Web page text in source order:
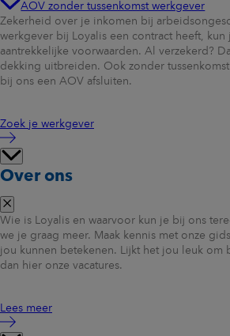
AOV zonder tussenkomst werkgever
Zekerheid over je inkomen bij
werkgever bij Loyalis een contract heeft, kun
aantrekkelijke voorwaarden. Al verzekerd?
dekking uitbreiden. Ook zonder
bij ons een AOV afsluiten.
Zoek je werkgever
Over ons
Wie is Loyalis en waarvoor kun je bij ons
we je graag meer. Maak kennis met onze
jou kunnen betekenen. Lijkt het jou leuk om
dan hier onze vacatures.
Lees meer